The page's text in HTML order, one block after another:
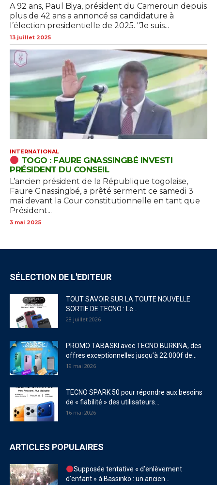
A 92 ans, Paul Biya, président du Cameroun depuis
plus de 42 ans a annoncé sa candidature à
l’élection presidentielle de 2025. "Je suis...
13 juillet 2025
INTERNATIONAL
TOGO : FAURE GNASSINGBÉ INVESTI
PRÉSIDENT DU CONSEIL
L’ancien président de la République togolaise,
Faure Gnassingbé, a prêté serment ce samedi 3
mai devant la Cour constitutionnelle en tant que
Président...
3 mai 2025
SÉLECTION DE L'EDITEUR
TOUT SAVOIR SUR LA TOUTE NOUVELLE
SORTIE DE TECNO : Le...
28 juillet 2026
PROMO TABASKI avec TECNO BURKINA, des
offres exceptionnelles jusqu’à 22.000f de...
19 mai 2026
TECNO SPARK 50 pour répondre aux besoins
de « fiabilité » des utilisateurs...
16 mai 2026
ARTICLES POPULAIRES
Supposée tentative « d’enlèvement
d’enfant » à Bassinko : un ancien...